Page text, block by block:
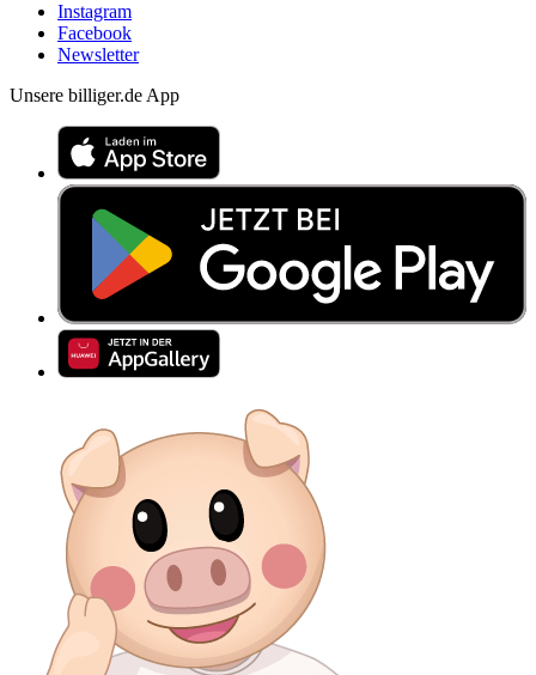
Instagram
Facebook
Newsletter
Unsere billiger.de App